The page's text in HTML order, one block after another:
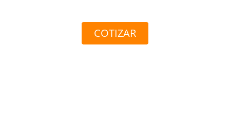
COTIZAR